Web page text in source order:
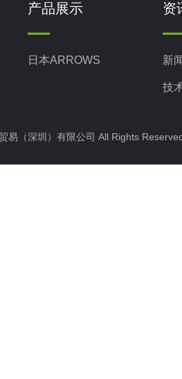
产品展示
日本ARROWS
资
新
技
易（深圳）有限公司 All Rights